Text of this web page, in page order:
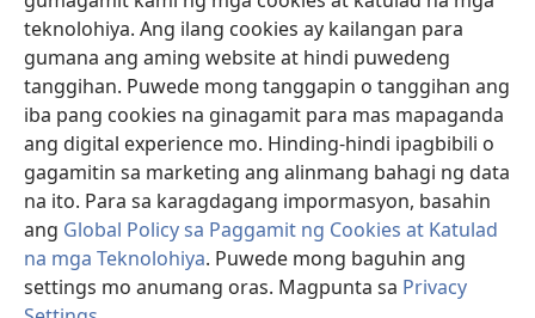
teknolohiya. Ang ilang cookies ay kailangan para
gumana ang aming website at hindi puwedeng
tanggihan. Puwede mong tanggapin o tanggihan ang
iba pang cookies na ginagamit para mas mapaganda
ang digital experience mo. Hinding-hindi ipagbibili o
gagamitin sa marketing ang alinmang bahagi ng data
na ito. Para sa karagdagang impormasyon, basahin
ang Global Policy sa Paggamit ng Cookies at Katulad
na mga Teknolohiya. Puwede mong baguhin ang
settings mo anumang oras. Magpunta sa Privacy
na
bagong
window)
Watchtower ONLINE LIBRARY™
(may
bubukas
na
bagong
window)
JW Hub ®
(may
bubukas
bagong
window)
JW Library ®
Watchtower Library®
Copyright